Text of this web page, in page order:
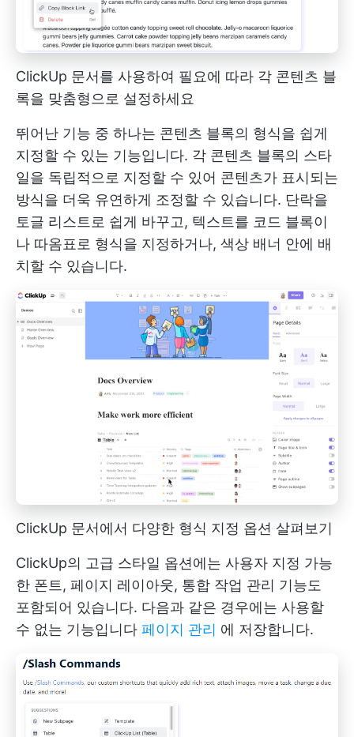
ClickUp 문서를 사용하여 필요에 따라 각 콘텐츠 블
록을 맞춤형으로 설정하세요
뛰어난 기능 중 하나는 콘텐츠 블록의 형식을 쉽게
지정할 수 있는 기능입니다. 각 콘텐츠 블록의 스타
일을 독립적으로 지정할 수 있어 콘텐츠가 표시되는
방식을 더욱 유연하게 조정할 수 있습니다. 단락을
토글 리스트로 쉽게 바꾸고, 텍스트를 코드 블록이
나 따옴표로 형식을 지정하거나, 색상 배너 안에 배
치할 수 있습니다.
ClickUp 문서에서 다양한 형식 지정 옵션 살펴보기
ClickUp의 고급 스타일 옵션에는 사용자 지정 가능
한 폰트, 페이지 레이아웃, 통합 작업 관리 기능도
포함되어 있습니다. 다음과 같은 경우에는 사용할
수 없는 기능입니다 페이지 관리 에 저장합니다.